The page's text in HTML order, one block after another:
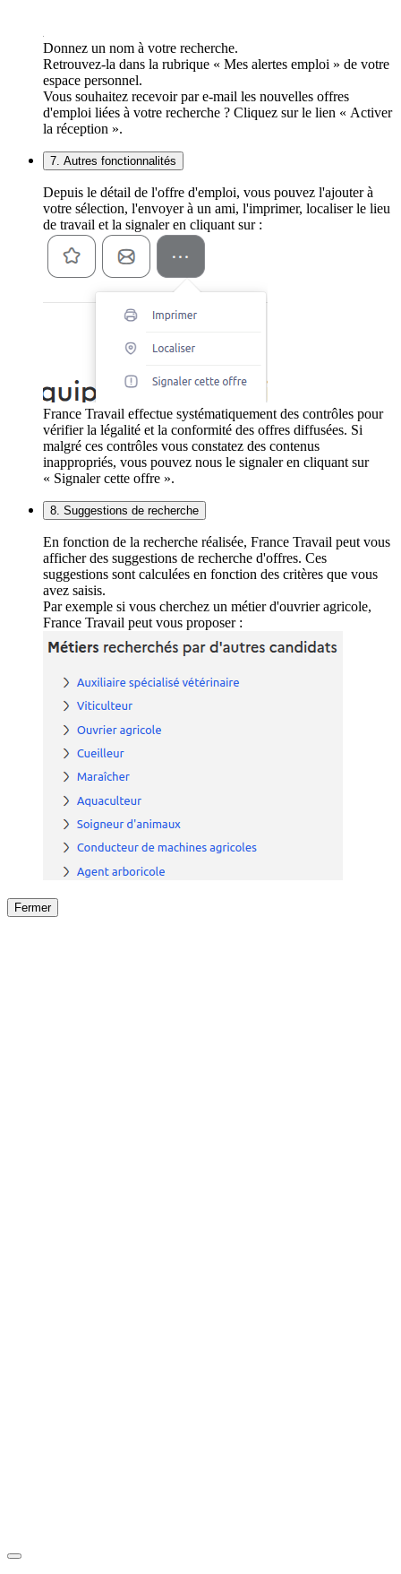
Donnez un nom à votre recherche.
Retrouvez-la dans la rubrique « Mes alertes emploi » de votre
espace personnel.
Vous souhaitez recevoir par e-mail les nouvelles offres
d'emploi liées à votre recherche ? Cliquez sur le lien « Activer
la réception ».
7. Autres fonctionnalités
Depuis le détail de l'offre d'emploi, vous pouvez l'ajouter à
votre sélection, l'envoyer à un ami, l'imprimer, localiser le lieu
de travail et la signaler en cliquant sur :
France Travail effectue systématiquement des contrôles pour
vérifier la légalité et la conformité des offres diffusées. Si
malgré ces contrôles vous constatez des contenus
inappropriés, vous pouvez nous le signaler en cliquant sur
« Signaler cette offre ».
8. Suggestions de recherche
En fonction de la recherche réalisée, France Travail peut vous
afficher des suggestions de recherche d'offres. Ces
suggestions sont calculées en fonction des critères que vous
avez saisis.
Par exemple si vous cherchez un métier d'ouvrier agricole,
France Travail peut vous proposer :
Fermer